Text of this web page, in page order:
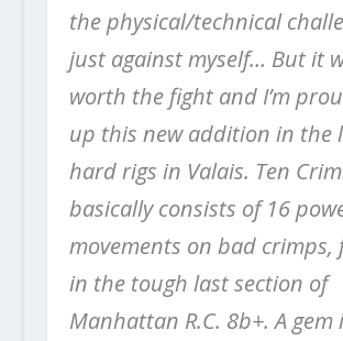
the physical/technical
just against myself… But it
worth the fight and I’m
up this new addition in the
hard rigs in Valais. Ten
basically consists of 16
movements on bad crimps,
in the tough last section of
Manhattan R.C. 8b+. A gem